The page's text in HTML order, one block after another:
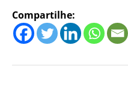
Compartilhe: